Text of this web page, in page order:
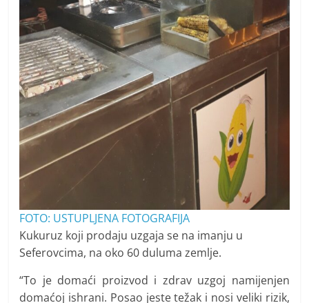
FOTO: USTUPLJENA FOTOGRAFIJA
Kukuruz koji prodaju uzgaja se na imanju u
Seferovcima, na oko 60 duluma zemlje.
“To je domaći proizvod i zdrav uzgoj namijenjen
domaćoj ishrani. Posao jeste težak i nosi veliki rizik,